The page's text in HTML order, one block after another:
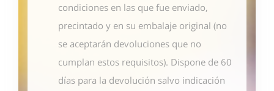
condiciones en las que fue enviado,
precintado y en su embalaje original (no
se aceptarán devoluciones que no
cumplan estos requisitos). Dispone de 60
días para la devolución salvo indicación